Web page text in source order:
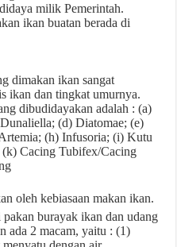
milik Pemerintah.
ikan buatan berada di
dimakan ikan sangat
ikan dan tingkat umurnya.
dibudidayakan adalah : (a)
(d) Diatomae; (e)
(h) Infusoria; (i) Kutu
Cacing Tubifex/Cacing
oleh kebiasaan makan ikan.
burayak ikan dan udang
ada 2 macam, yaitu : (1)